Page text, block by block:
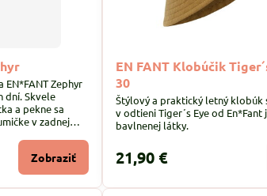
Zephyr
dní. Skvele
a pekne sa
v zadnej
Zobraziť
EN FANT Klobúčik
30
Štýlový a praktický letný klobúk
v odtieni Tiger´s Eye od
bavlnenej látky.
21,90 €